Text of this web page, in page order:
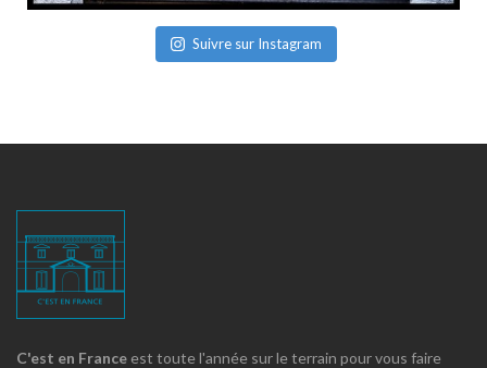
Suivre sur Instagram
C'est en France est toute l'année sur le terrain pour vous faire